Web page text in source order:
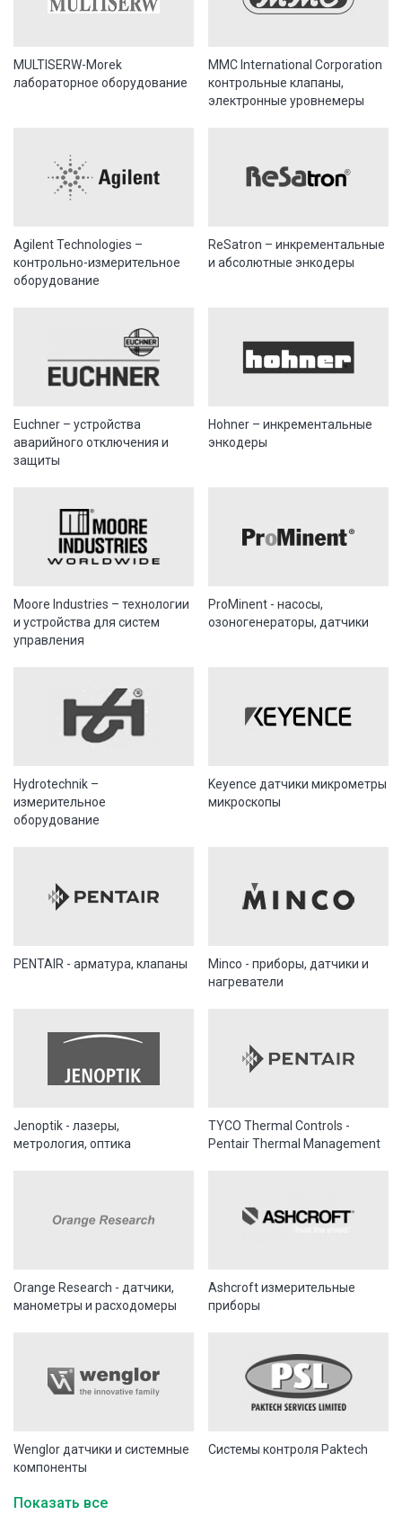
MULTISERW-Morek
лабораторное оборудование
MMC International Corporation
контрольные клапаны,
электронные уровнемеры
Agilent Technologies –
контрольно-измерительное
оборудование
ReSatron – инкрементальные
и абсолютные энкодеры
Euchner – устройства
аварийного отключения и
защиты
Hohner – инкрементальные
энкодеры
Moore Industries – технологии
и устройства для систем
управления
ProMinent - насосы,
озоногенераторы, датчики
Hydrotechnik –
измерительное
оборудование
Keyence датчики микрометры
микроскопы
PENTAIR - арматура, клапаны
Minco - приборы, датчики и
нагреватели
Jenoptik - лазеры,
метрология, оптика
TYCO Thermal Controls -
Pentair Thermal Management
Orange Research - датчики,
манометры и расходомеры
Ashcroft измерительные
приборы
Wenglor датчики и системные
компоненты
Системы контроля Paktech
Показать все